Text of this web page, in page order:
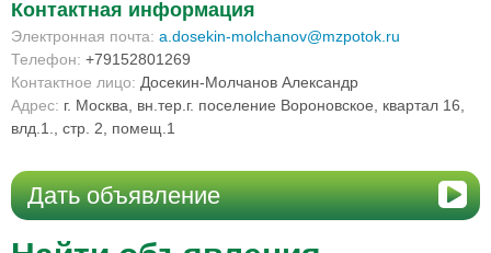
Контактная информация
Электронная почта: a.dosekin-molchanov@mzpotok.ru
Телефон: +79152801269
Контактное лицо: Досекин-Молчанов Александр
Адрес: г. Москва, вн.тер.г. поселение Вороновское, квартал 16,
влд.1., стр. 2, помещ.1
Дать объявление